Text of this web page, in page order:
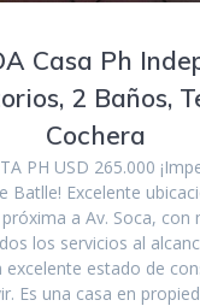
Casa Ph
2 Baños,
Cochera
PH USD 265.000
Batlle! Excelente
a Av. Soca, con
los servicios al
excelente estado de
Es una casa en